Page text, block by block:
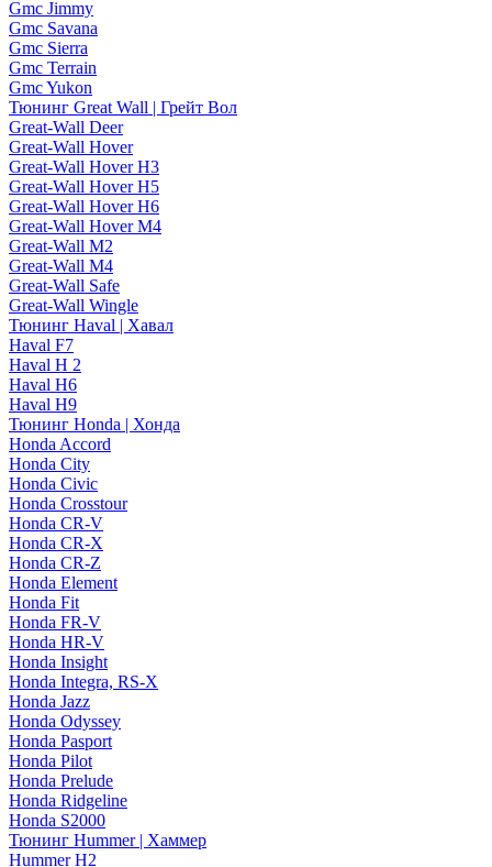
Gmc Jimmy
Gmc Savana
Gmc Sierra
Gmc Terrain
Gmc Yukon
Тюнинг Great Wall | Грейт Вол
Great-Wall Deer
Great-Wall Hover
Great-Wall Hover H3
Great-Wall Hover H5
Great-Wall Hover H6
Great-Wall Hover M4
Great-Wall M2
Great-Wall M4
Great-Wall Safe
Great-Wall Wingle
Тюнинг Haval | Хавал
Haval F7
Haval H 2
Haval H6
Haval H9
Тюнинг Honda | Хонда
Honda Accord
Honda City
Honda Civic
Honda Crosstour
Honda CR-V
Honda CR-X
Honda CR-Z
Honda Element
Honda Fit
Honda FR-V
Honda HR-V
Honda Insight
Honda Integra, RS-X
Honda Jazz
Honda Odyssey
Honda Pasport
Honda Pilot
Honda Prelude
Honda Ridgeline
Honda S2000
Тюнинг Hummer | Хаммер
Hummer H2